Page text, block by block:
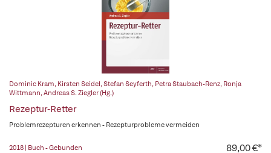
Dominic Kram, Kirsten Seidel,Stefan Seyferth, Petra Staubach-Renz, Ronja
Wittmann,Andreas S. Ziegler (Hg.)
Rezeptur-Retter
Problemrezepturen erkennen - Rezepturprobleme vermeiden
2018 | Buch - Gebunden 89,00 €*